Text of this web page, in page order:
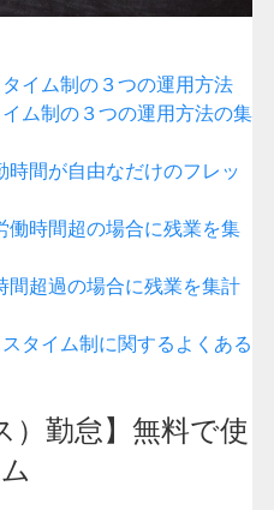
イム制の３つの運用方法
ム制の３つの運用方法の集
間が自由なだけのフレッ
時間超の場合に残業を集
超過の場合に残業を集計
タイム制に関するよくある
）勤怠】無料で使